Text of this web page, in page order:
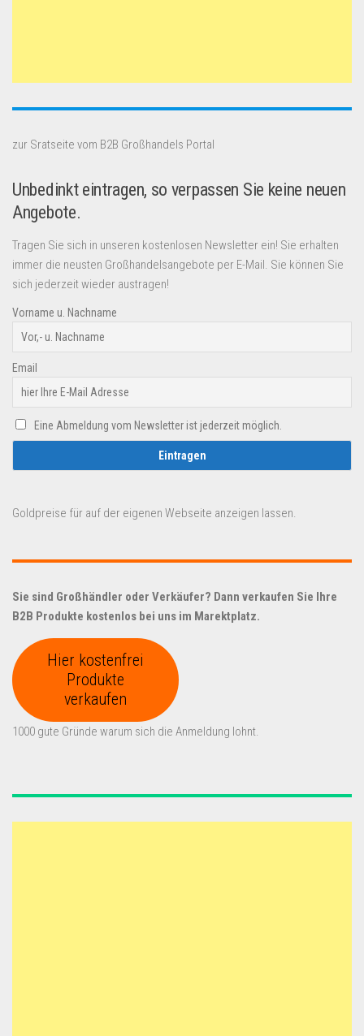
zur Sratseite vom B2B Großhandels Portal
Unbedinkt eintragen, so verpassen Sie keine neuen
Angebote.
Tragen Sie sich in unseren kostenlosen Newsletter ein! Sie erhalten
immer die neusten Großhandelsangebote per E-Mail. Sie können Sie
sich jederzeit wieder austragen!
Vorname u. Nachname
Email
Eine Abmeldung vom Newsletter ist jederzeit möglich.
Goldpreise für auf der eigenen Webseite anzeigen lassen.
Sie sind Großhändler oder Verkäufer? Dann verkaufen Sie Ihre
B2B Produkte kostenlos bei uns im Marektplatz.
Hier kostenfrei
Produkte
verkaufen
1000 gute Gründe warum sich die Anmeldung lohnt.